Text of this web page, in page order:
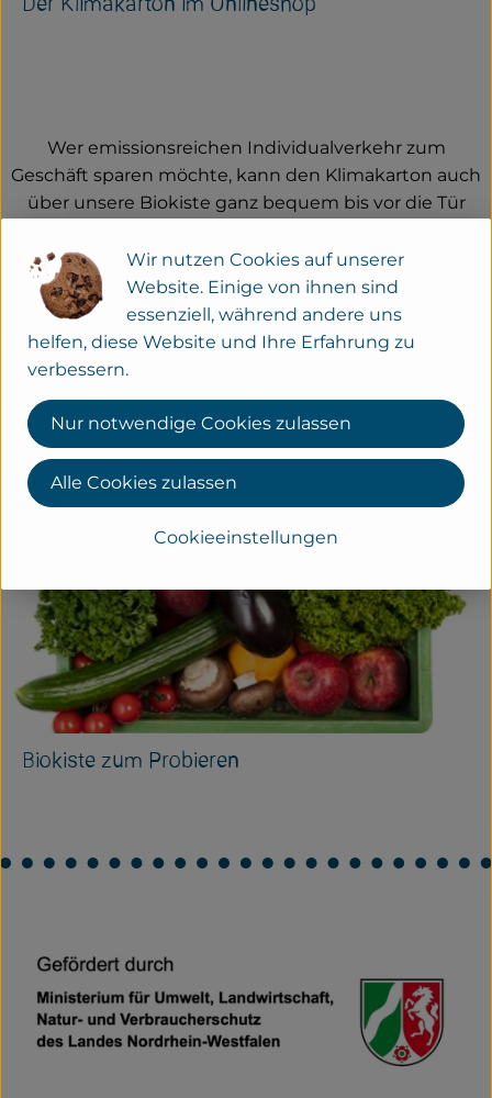
Der Klimakarton im Onlineshop
Wer emissionsreichen Individualverkehr zum
Geschäft sparen möchte, kann den Klimakarton auch
über unsere Biokiste ganz bequem bis vor die Tür
Produkte unserer Kooperationspartner aus der
Region und weiterer Lieferanten sind ein Garant für
frische Waren aus ökologischem Anbau. Wir
bemühen uns, so viel Obst und Gemüse wie möglich
regional von Bioland-Kollegen zu bekommen.
Biokiste zum Probieren
Wir nutzen Cookies auf unserer
Website. Einige von ihnen sind
essenziell, während andere uns
helfen, diese Website und Ihre Erfahrung zu
verbessern.
Cookieeinstellungen
Nur notwendige Cookies zulassen
Alle Cookies zulassen